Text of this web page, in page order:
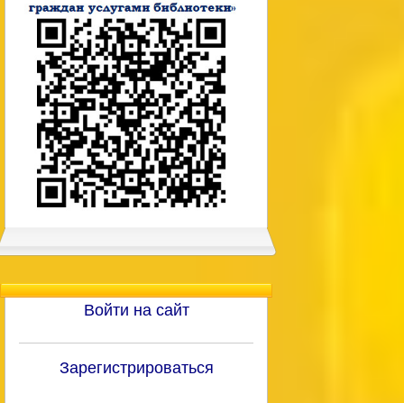
Войти на сайт
Зарегистрироваться